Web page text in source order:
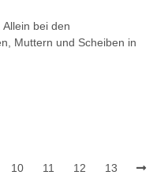
bei den
Muttern und Scheiben in
10 11 12 13